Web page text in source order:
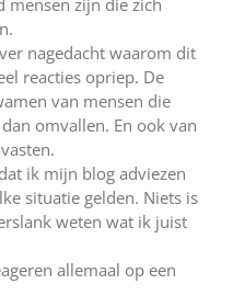
mensen zijn die zich
nagedacht waarom dit
reacties opriep. De
van mensen die
omvallen. En ook van
ik mijn blog adviezen
situatie gelden. Niets is
weten wat ik juist
allemaal op een